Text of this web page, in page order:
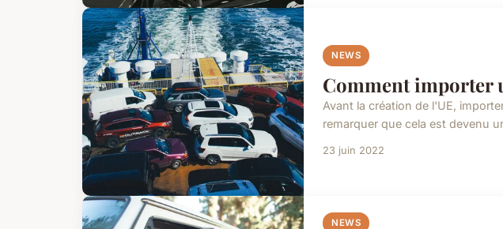
NEWS
Comment importer
Avant la création de l'UE,
remarquer que cela est devenu
23 juin 2022
NEWS